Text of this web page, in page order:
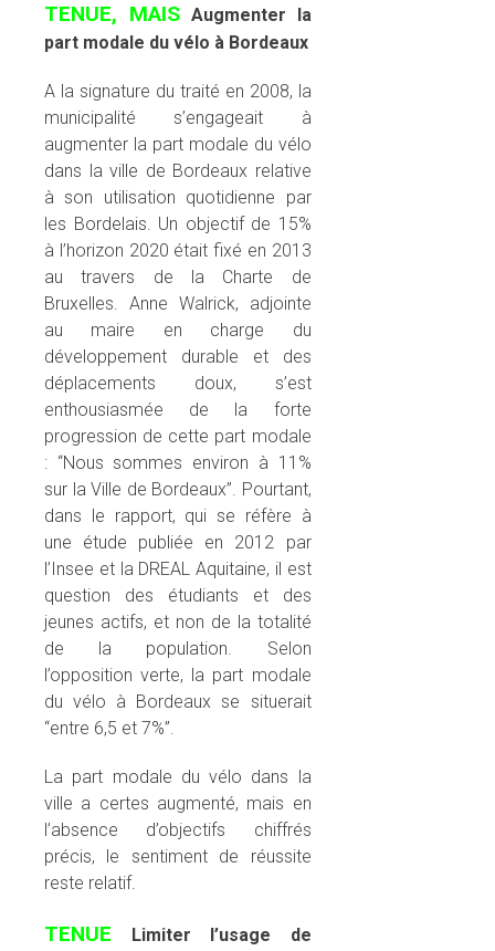
TENUE, MAISAugmenter la
part modale du vélo à Bordeaux
A la signature du traité en 2008, la
municipalité s’engageait à
augmenter la part modale du vélo
dans la ville de Bordeaux relative
à son utilisation quotidienne par
les Bordelais. Un objectif de 15%
à l’horizon 2020 était fixé en 2013
au travers de la Charte de
Bruxelles. Anne Walrick, adjointe
au maire en charge du
développement durable et des
déplacements doux, s’est
enthousiasmée de la forte
progression de cette part modale
: “Nous sommes environ à 11%
sur la Ville de Bordeaux”. Pourtant,
dans le rapport, qui se réfère à
une étude publiée en 2012 par
l’Insee et la DREAL Aquitaine, il est
question des étudiants et des
jeunes actifs, et non de la totalité
de la population. Selon
l’opposition verte, la part modale
du vélo à Bordeaux se situerait
“entre 6,5 et 7%”.
La part modale du vélo dans la
ville a certes augmenté, mais en
l’absence d’objectifs chiffrés
précis, le sentiment de réussite
reste relatif.
TENUE Limiter l’usage de